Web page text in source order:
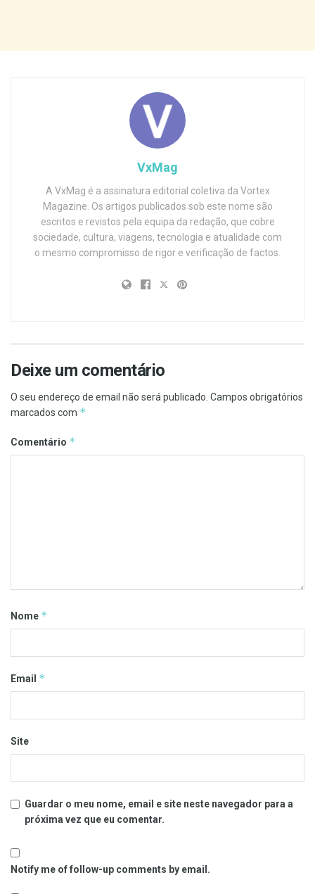
VxMag
A VxMag é a assinatura editorial coletiva da Vortex
Magazine. Os artigos publicados sob este nome são
escritos e revistos pela equipa da redação, que cobre
sociedade, cultura, viagens, tecnologia e atualidade com
o mesmo compromisso de rigor e verificação de factos.
Deixe um comentário
O seu endereço de email não será publicado. Campos obrigatórios
marcados com *
Comentário *
Nome *
Email *
Site
Guardar o meu nome, email e site neste navegador para a
próxima vez que eu comentar.
Notify me of follow-up comments by email.